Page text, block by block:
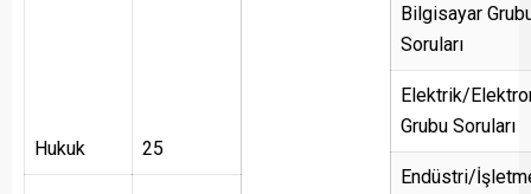
Hukuk 25
Bilgisayar
Soruları
Elektrik/
Grubu Soruları
Endüstri/